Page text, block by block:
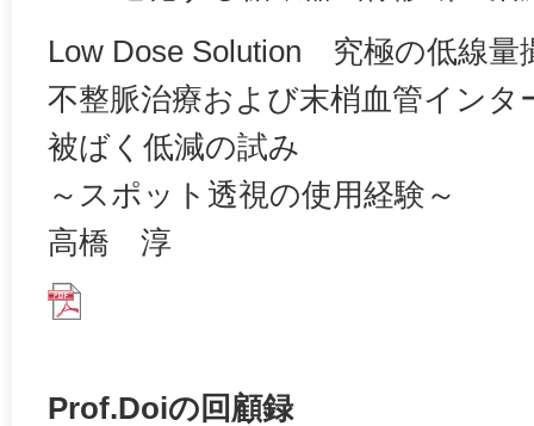
Low Dose Solution 究極の低線量
不整脈治療および末梢血管イン
被ばく低減の試み
～スポット透視の使用経験～
高橋 淳
Prof.Doiの回顧録